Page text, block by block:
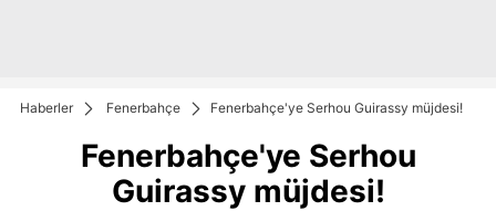
Haberler Fenerbahçe Fenerbahçe'ye Serhou Guirassy müjdesi!
Fenerbahçe'ye Serhou
Guirassy müjdesi!